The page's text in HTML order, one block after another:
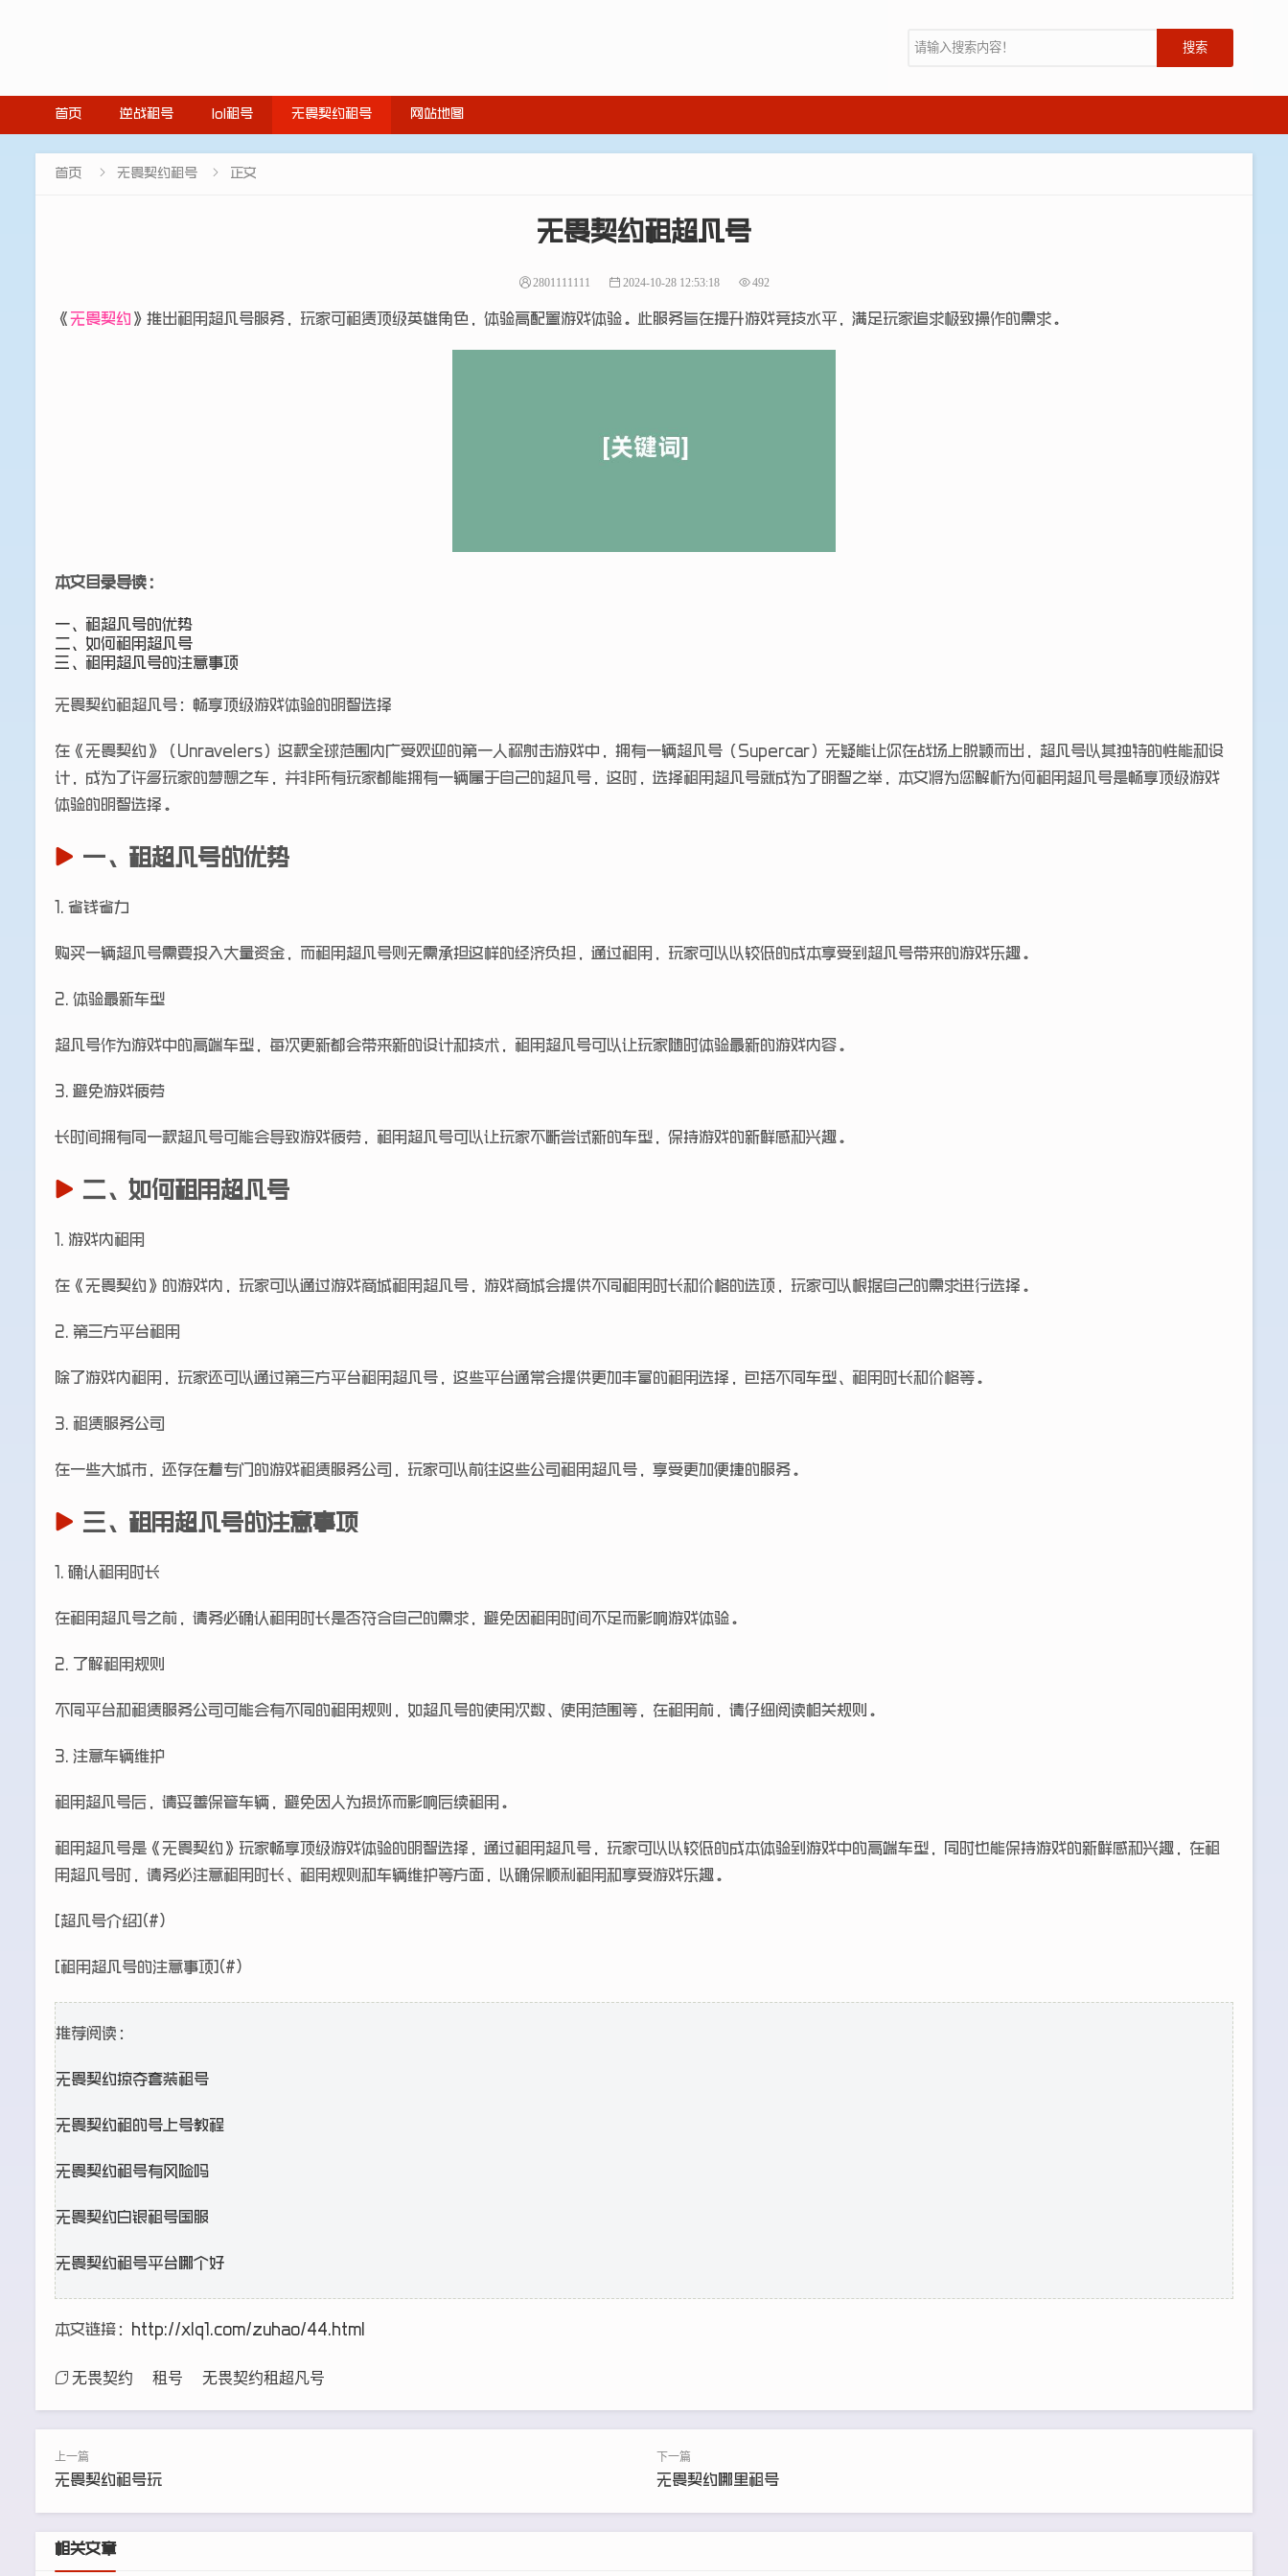
搜索
首页 逆战租号 lol租号 无畏契约租号 网站地图
首页  无畏契约租号  正文
无畏契约租超凡号
2801111111 2024-10-28 12:53:18 492
《无畏契约 》推出租用超凡号服务，玩家可租赁顶级英雄角色，体验高配置游戏体验。此服务旨在提升游戏竞技水平，满足玩家追求极致操作的需求。
本文目录导读：
一、租超凡号的优势
二、如何租用超凡号
三、租用超凡号的注意事项
无畏契约租超凡号：畅享顶级游戏体验的明智选择
在《无畏契约》（Unravelers）这款全球范围内广受欢迎的第一人称射击游戏中，拥有一辆超凡号（Supercar）无疑能让你在战场上脱颖而出，超凡号以其独特的性能和设
计，成为了许多玩家的梦想之车，并非所有玩家都能拥有一辆属于自己的超凡号，这时，选择租用超凡号就成为了明智之举，本文将为您解析为何租用超凡号是畅享顶级游戏
体验的明智选择。
一、租超凡号的优势
1. 省钱省力
购买一辆超凡号需要投入大量资金，而租用超凡号则无需承担这样的经济负担，通过租用，玩家可以以较低的成本享受到超凡号带来的游戏乐趣。
2. 体验最新车型
超凡号作为游戏中的高端车型，每次更新都会带来新的设计和技术，租用超凡号可以让玩家随时体验最新的游戏内容。
3. 避免游戏疲劳
长时间拥有同一款超凡号可能会导致游戏疲劳，租用超凡号可以让玩家不断尝试新的车型，保持游戏的新鲜感和兴趣。
二、如何租用超凡号
1. 游戏内租用
在《无畏契约》的游戏内，玩家可以通过游戏商城租用超凡号，游戏商城会提供不同租用时长和价格的选项，玩家可以根据自己的需求进行选择。
2. 第三方平台租用
除了游戏内租用，玩家还可以通过第三方平台租用超凡号，这些平台通常会提供更加丰富的租用选择，包括不同车型、租用时长和价格等。
3. 租赁服务公司
在一些大城市，还存在着专门的游戏租赁服务公司，玩家可以前往这些公司租用超凡号，享受更加便捷的服务。
三、租用超凡号的注意事项
1. 确认租用时长
在租用超凡号之前，请务必确认租用时长是否符合自己的需求，避免因租用时间不足而影响游戏体验。
2. 了解租用规则
不同平台和租赁服务公司可能会有不同的租用规则，如超凡号的使用次数、使用范围等，在租用前，请仔细阅读相关规则。
3. 注意车辆维护
租用超凡号后，请妥善保管车辆，避免因人为损坏而影响后续租用。
租用超凡号是《无畏契约》玩家畅享顶级游戏体验的明智选择，通过租用超凡号，玩家可以以较低的成本体验到游戏中的高端车型，同时也能保持游戏的新鲜感和兴趣，在租
用超凡号时，请务必注意租用时长、租用规则和车辆维护等方面，以确保顺利租用和享受游戏乐趣。
[超凡号介绍](#)
[租用超凡号的注意事项](#)
推荐阅读：
无畏契约掠夺套装租号
无畏契约租的号上号教程
无畏契约租号有风险吗
无畏契约白银租号国服
无畏契约租号平台哪个好
本文链接： http://xlq1.com/zuhao/44.html
无畏契约 租号 无畏契约租超凡号
无畏契约租号玩 无畏契约哪里租号
相关文章